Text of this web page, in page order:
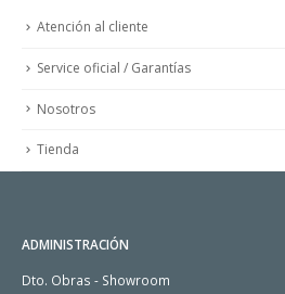
Atención al cliente
Service oficial / Garantías
Nosotros
Tienda
ADMINISTRACIÓN
Dto. Obras - Showroom